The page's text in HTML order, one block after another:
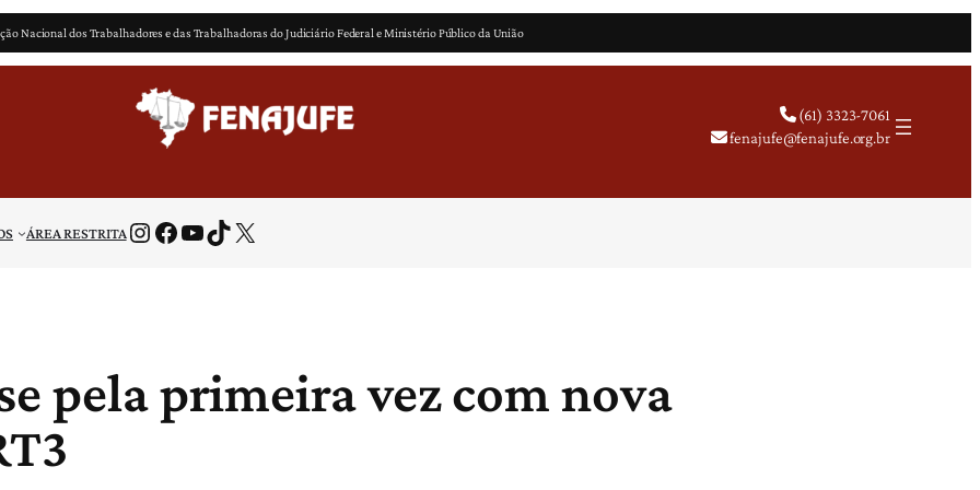
Nacional dos Trabalhadores e das Trabalhadoras do Judiciário Federal e Ministério Público da União
(61) 3323-7061
fenajufe@fenajufe.org.br
ÁREA RESTRITAInstagram Facebook Youtube TikTok X
pela primeira vez com nova